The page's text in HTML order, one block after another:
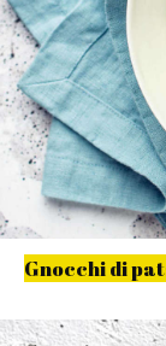
Gnocchi di